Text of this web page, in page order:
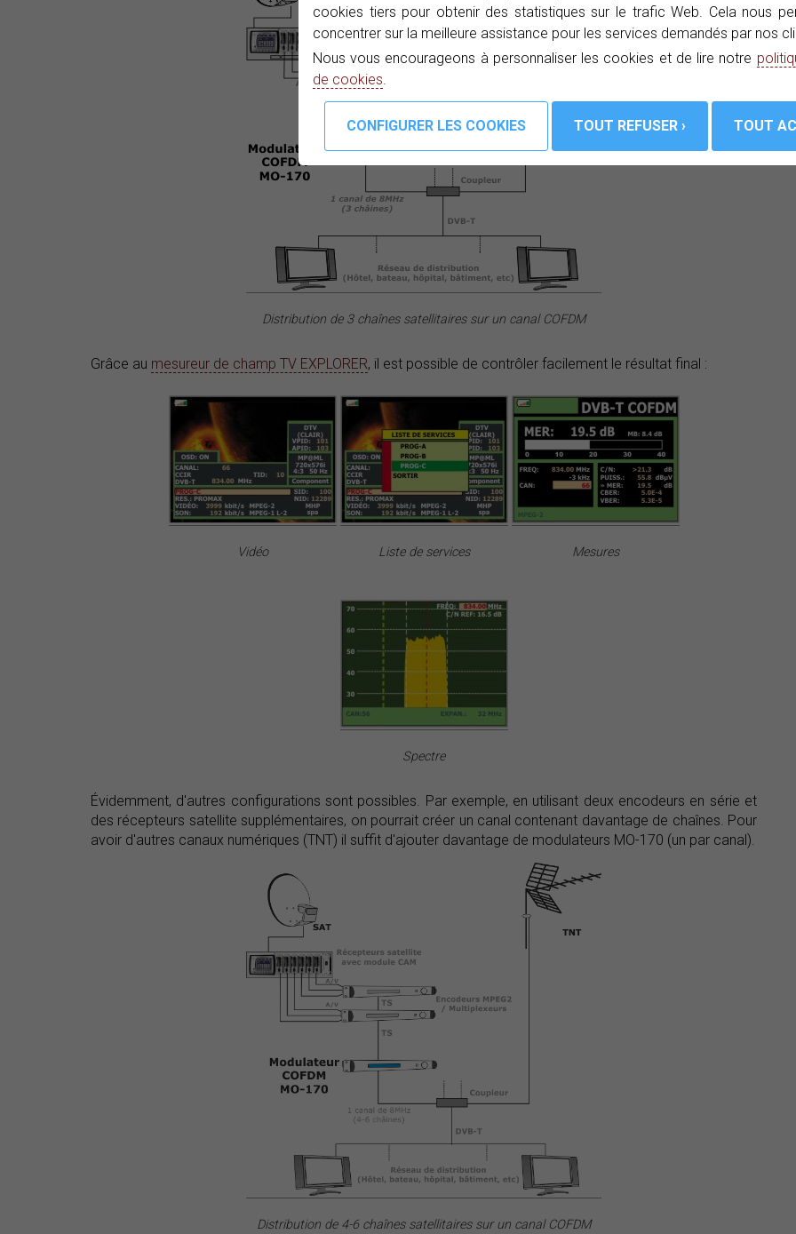
cookies tiers pour obtenir des statistiques sur le trafic Web. Cela nous
concentrer sur la meilleure assistance pour les services demandés par nos
Nous vous encourageons à personnaliser les cookies et de lire notre
de cookies
Distribution de 3 chaînes satellitaires sur un canal COFDM
Grâce au mesureur de champ TV EXPLORER, il est possible de contrôler facilement le résultat final :
Vidéo Liste de services Mesures
Spectre
Évidemment, d'autres configurations sont possibles. Par exemple, en utilisant deux encodeurs en série et
des récepteurs satellite supplémentaires, on pourrait créer un canal contenant davantage de chaînes. Pour
avoir d'autres canaux numériques (TNT) il suffit d'ajouter davantage de modulateurs MO-170 (un par canal).
Distribution de 4-6 chaînes satellitaires sur un canal COFDM